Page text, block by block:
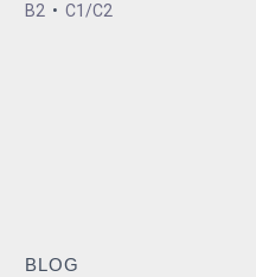
B2 • C1/C2
BLOG